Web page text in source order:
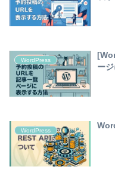
WordPress
ー
WordPress